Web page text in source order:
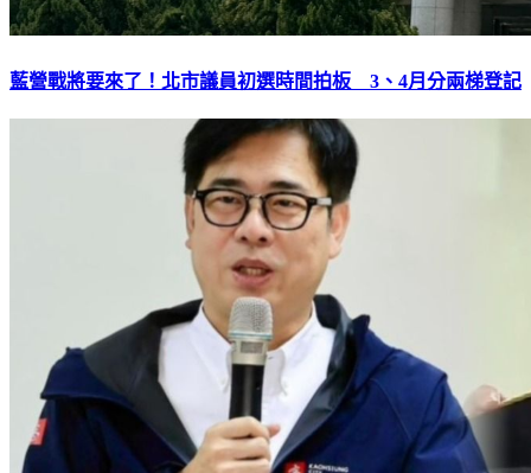
藍營戰將要來了！北市議員初選時間拍板 3、4月分兩梯登記